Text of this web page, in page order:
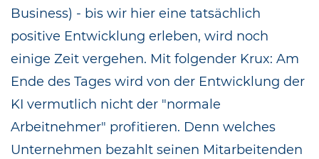
Business) - bis wir hier eine tatsächlich
positive Entwicklung erleben, wird noch
einige Zeit vergehen. Mit folgender Krux: Am
Ende des Tages wird von der Entwicklung der
KI vermutlich nicht der "normale
Arbeitnehmer" profitieren. Denn welches
Unternehmen bezahlt seinen Mitarbeitenden